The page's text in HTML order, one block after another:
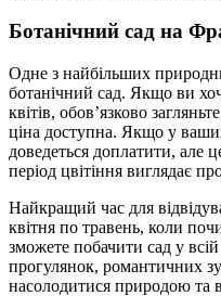
Ботанічний сад на
Одне з найбільших
ботанічний сад. Якщо ви
квітів, обов’язково
ціна доступна. Якщо у
доведеться доплатити, але
період цвітіння виглядає
Найкращий час для
квітня по травень, коли
зможете побачити сад у
прогулянок, романтичних
насолодитися природою та